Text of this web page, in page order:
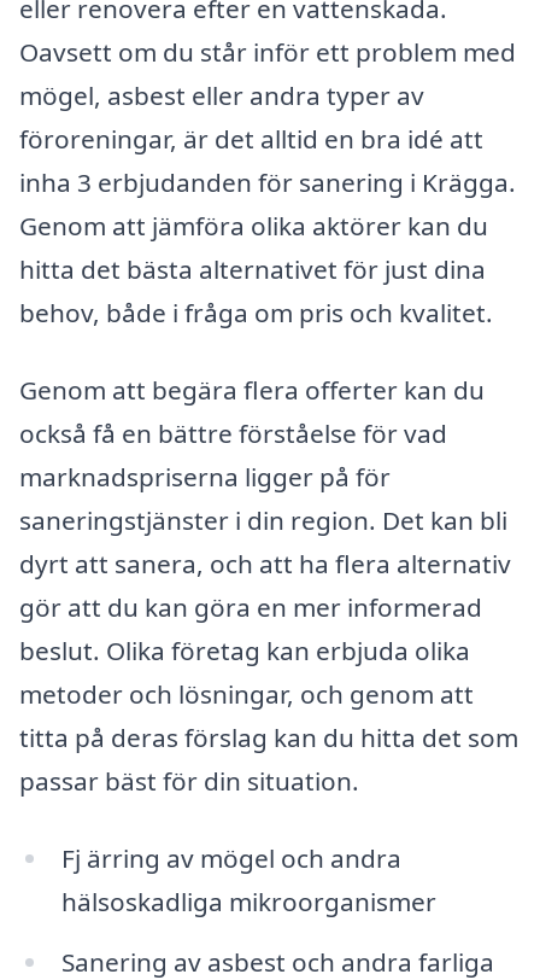
eller renovera efter en vattenskada.
Oavsett om du står inför ett problem med
mögel, asbest eller andra typer av
föroreningar, är det alltid en bra idé att
inha 3 erbjudanden för sanering i Krägga.
Genom att jämföra olika aktörer kan du
hitta det bästa alternativet för just dina
behov, både i fråga om pris och kvalitet.
Genom att begära flera offerter kan du
också få en bättre förståelse för vad
marknadspriserna ligger på för
saneringstjänster i din region. Det kan bli
dyrt att sanera, och att ha flera alternativ
gör att du kan göra en mer informerad
beslut. Olika företag kan erbjuda olika
metoder och lösningar, och genom att
titta på deras förslag kan du hitta det som
passar bäst för din situation.
Fj ärring av mögel och andra
hälsoskadliga mikroorganismer
Sanering av asbest och andra farliga